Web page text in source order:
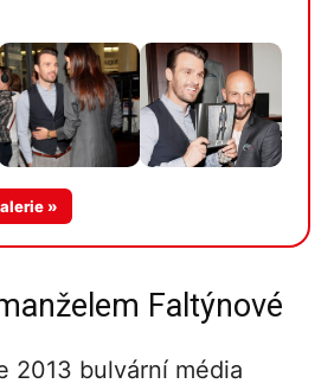
»
Faltýnové
2013 bulvární média